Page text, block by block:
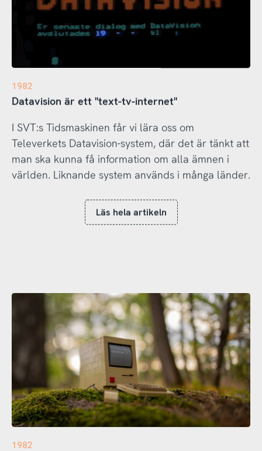
1982
Datavision är ett "text-tv-internet"
I SVT:s Tidsmaskinen får vi lära oss om
Televerkets Datavision-system, där det är tänkt att
man ska kunna få information om alla ämnen i
världen. Liknande system används i många länder.
Läs hela artikeln
1982